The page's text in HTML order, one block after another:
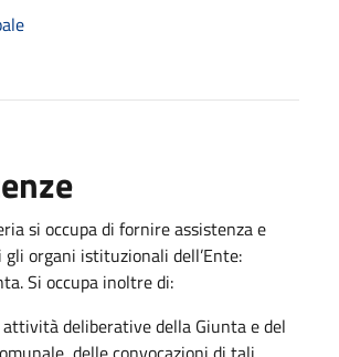
si occupa di fornire assistenza e
organi istituzionali dell’Ente:
Si occupa inoltre di:
deliberative della Giunta e del